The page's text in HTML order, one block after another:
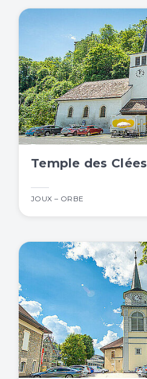
Temple des Clées
JOUX – ORBE